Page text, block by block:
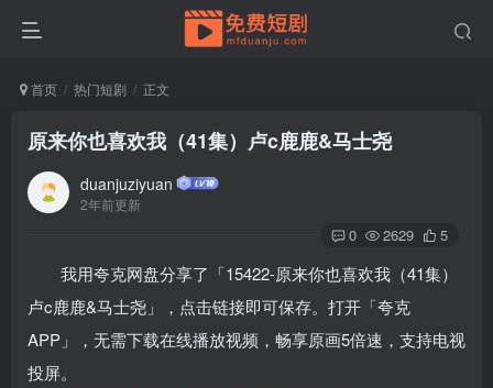
首页 热门短剧 正文
原来你也喜欢我（41集）卢c鹿鹿&马士尧
duanjuziyuan
2年前更新
0 2629 5
我用夸克网盘分享了「15422-原来你也喜欢我（41集）
卢c鹿鹿&马士尧」，点击链接即可保存。打开「夸克
APP」，无需下载在线播放视频，畅享原画5倍速，支持电视
投屏。